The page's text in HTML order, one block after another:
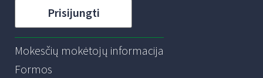
Prisijungti
Mokesčių mokėtojų informacija
Formos